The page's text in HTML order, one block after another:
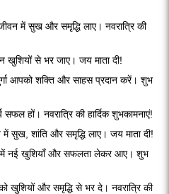
में सुख और समृद्धि लाए। नवरात्रि की
खुशियों से भर जाए। जय माता दी!
आपको शक्ति और साहस प्रदान करें। शुभ
हों। नवरात्रि की हार्दिक शुभकामनाएं!
में सुख, शांति और समृद्धि लाए। जय माता दी!
में नई खुशियाँ और सफलता लेकर आए। शुभ
खुशियों और समृद्धि से भर दे। नवरात्रि की